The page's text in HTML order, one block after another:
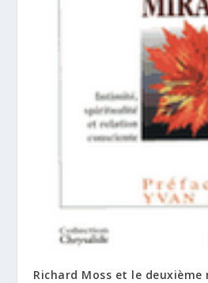
Richard Moss et le deuxième